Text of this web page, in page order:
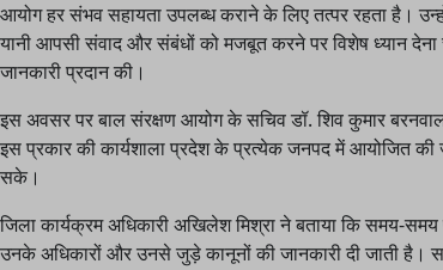
आयोग हर संभव सहायता उपलब्ध कराने के लिए तत्पर रहता है।
यानी आपसी संवाद और संबंधों को मजबूत करने पर विशेष ध्यान देना
जानकारी प्रदान की।
इस अवसर पर बाल संरक्षण आयोग के सचिव डॉ. शिव कुमार
इस प्रकार की कार्यशाला प्रदेश के प्रत्येक जनपद में आयोजित
सके।
जिला कार्यक्रम अधिकारी अखिलेश मिश्रा ने बताया कि समय-
उनके अधिकारों और उनसे जुड़े कानूनों की जानकारी दी जाती है।